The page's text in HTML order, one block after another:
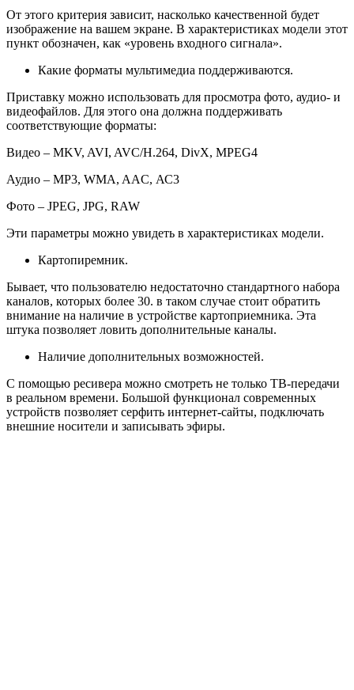
От этого критерия зависит, насколько качественной будет
изображение на вашем экране. В характеристиках модели этот
пункт обозначен, как «уровень входного сигнала».
Какие форматы мультимедиа поддерживаются.
Приставку можно использовать для просмотра фото, аудио- и
видеофайлов. Для этого она должна поддерживать
соответствующие форматы:
Видео – MKV, AVI, AVC/H.264, DivX, MPEG4
Аудио – MP3, WMA, AAC, АС3
Фото – JPEG, JPG, RAW
Эти параметры можно увидеть в характеристиках модели.
Картопиремник.
Бывает, что пользователю недостаточно стандартного набора
каналов, которых более 30. в таком случае стоит обратить
внимание на наличие в устройстве картоприемника. Эта
штука позволяет ловить дополнительные каналы.
Наличие дополнительных возможностей.
С помощью ресивера можно смотреть не только ТВ-передачи
в реальном времени. Большой функционал современных
устройств позволяет серфить интернет-сайты, подключать
внешние носители и записывать эфиры.